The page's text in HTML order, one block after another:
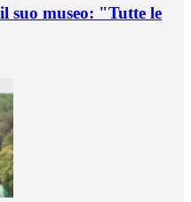
suo museo: "Tutte le